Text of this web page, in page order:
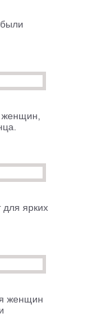
женщин,
для ярких
женщин